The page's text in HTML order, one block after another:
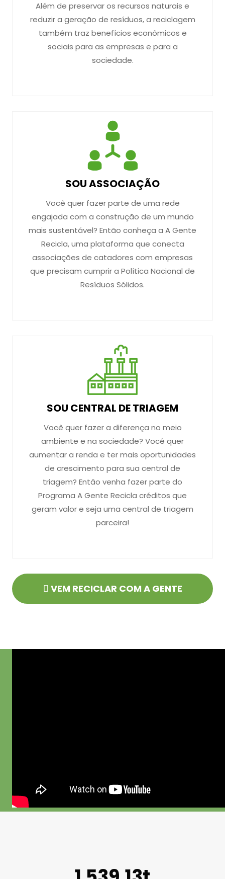
Além de preservar os recursos naturais e
reduzir a geração de resíduos, a reciclagem
também traz benefícios econômicos e
sociais para as empresas e para a
sociedade.
SOU ASSOCIAÇÃO
Você quer fazer parte de uma rede
engajada com a construção de um mundo
mais sustentável? Então conheça a A Gente
Recicla, uma plataforma que conecta
associações de catadores com empresas
que precisam cumprir a Política Nacional de
Resíduos Sólidos.
SOU CENTRAL DE TRIAGEM
Você quer fazer a diferença no meio
ambiente e na sociedade? Você quer
aumentar a renda e ter mais oportunidades
de crescimento para sua central de
triagem? Então venha fazer parte do
Programa A Gente Recicla créditos que
geram valor e seja uma central de triagem
parceira!
VEM RECICLAR COM A GENTE